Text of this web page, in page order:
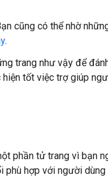
cũng có thể nhờ
.
trang như vậy để
tốt việc trợ giúp
phần tử trang vì bạn
phù hợp với người